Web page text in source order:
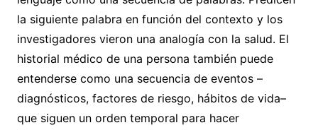
la siguiente palabra en función del contexto y los
investigadores vieron una analogía con la salud. El
historial médico de una persona también puede
entenderse como una secuencia de eventos –
diagnósticos, factores de riesgo, hábitos de vida–
que siguen un orden temporal para hacer